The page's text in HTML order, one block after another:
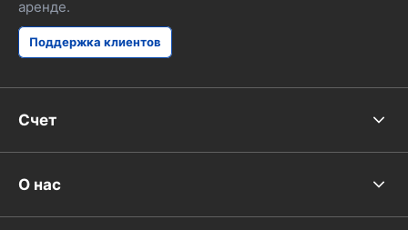
аренде.
Поддержка клиентов
Счет
О нас